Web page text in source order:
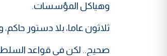
وهياكل المؤسسات.
ثلاثون عاما، بلا دستور
صحيح.. لكن في قواعد